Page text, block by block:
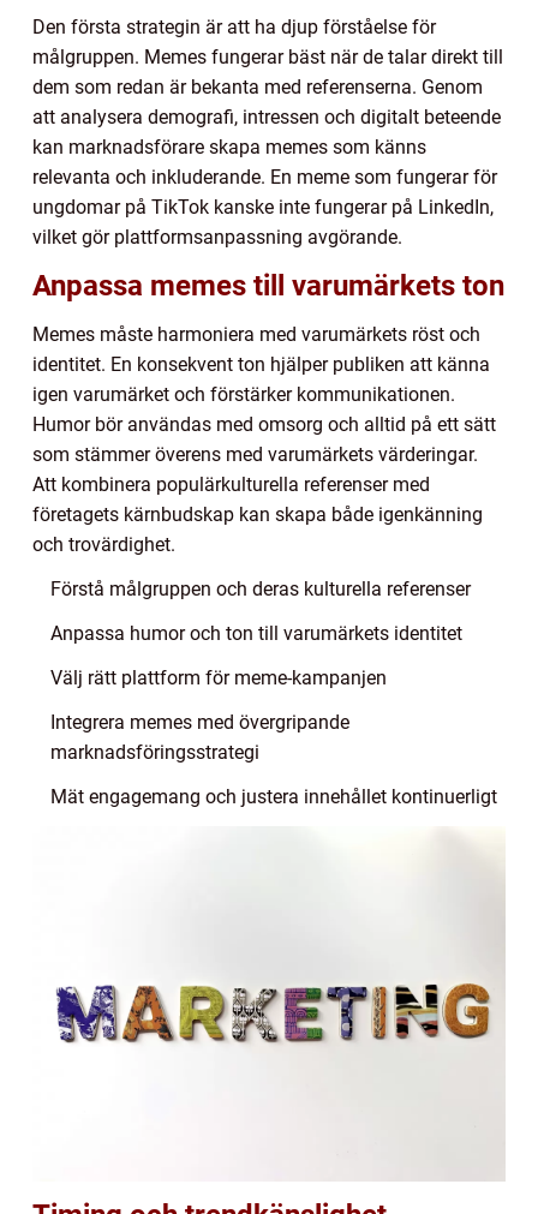
Den första strategin är att ha djup förståelse för
målgruppen. Memes fungerar bäst när de talar direkt till
dem som redan är bekanta med referenserna. Genom
att analysera demografi, intressen och digitalt beteende
kan marknadsförare skapa memes som känns
relevanta och inkluderande. En meme som fungerar för
ungdomar på TikTok kanske inte fungerar på LinkedIn,
vilket gör plattformsanpassning avgörande.
Anpassa memes till varumärkets ton
Memes måste harmoniera med varumärkets röst och
identitet. En konsekvent ton hjälper publiken att känna
igen varumärket och förstärker kommunikationen.
Humor bör användas med omsorg och alltid på ett sätt
som stämmer överens med varumärkets värderingar.
Att kombinera populärkulturella referenser med
företagets kärnbudskap kan skapa både igenkänning
och trovärdighet.
Förstå målgruppen och deras kulturella referenser
Anpassa humor och ton till varumärkets identitet
Välj rätt plattform för meme-kampanjen
Integrera memes med övergripande
marknadsföringsstrategi
Mät engagemang och justera innehållet kontinuerligt